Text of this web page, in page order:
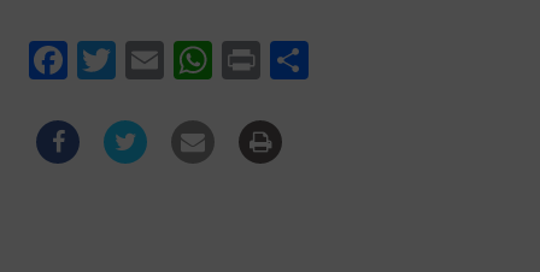
FacebookTwitterEmail WhatsApp
Print